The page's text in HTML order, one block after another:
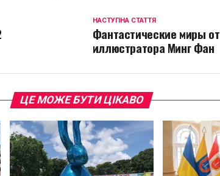
НАСТУПНА СТАТТЯ
Фантастические миры от
иллюстратора Минг Фан
ЦЕ МОЖЕ БУТИ ЦІКАВО